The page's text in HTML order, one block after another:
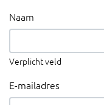
Naam
Verplicht veld
E-mailadres